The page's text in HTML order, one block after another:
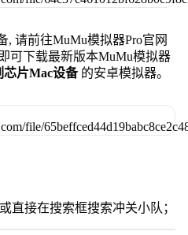
, 请前往MuMu模拟器Pro官网
可下载最新版本MuMu模拟器
芯片Mac设备 的安卓模拟器。
直接在搜索框搜索冲关小队；